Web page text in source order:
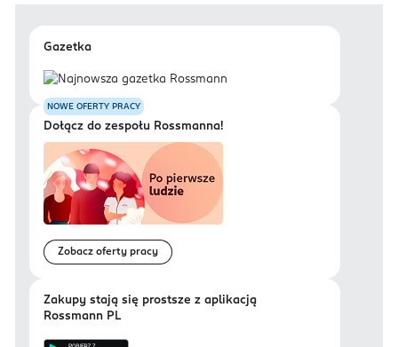
Gazetka
NOWE OFERTY PRACY
Dołącz do zespołu Rossmanna!
Zobacz oferty pracy
Zakupy stają się prostsze z aplikacją
Rossmann PL